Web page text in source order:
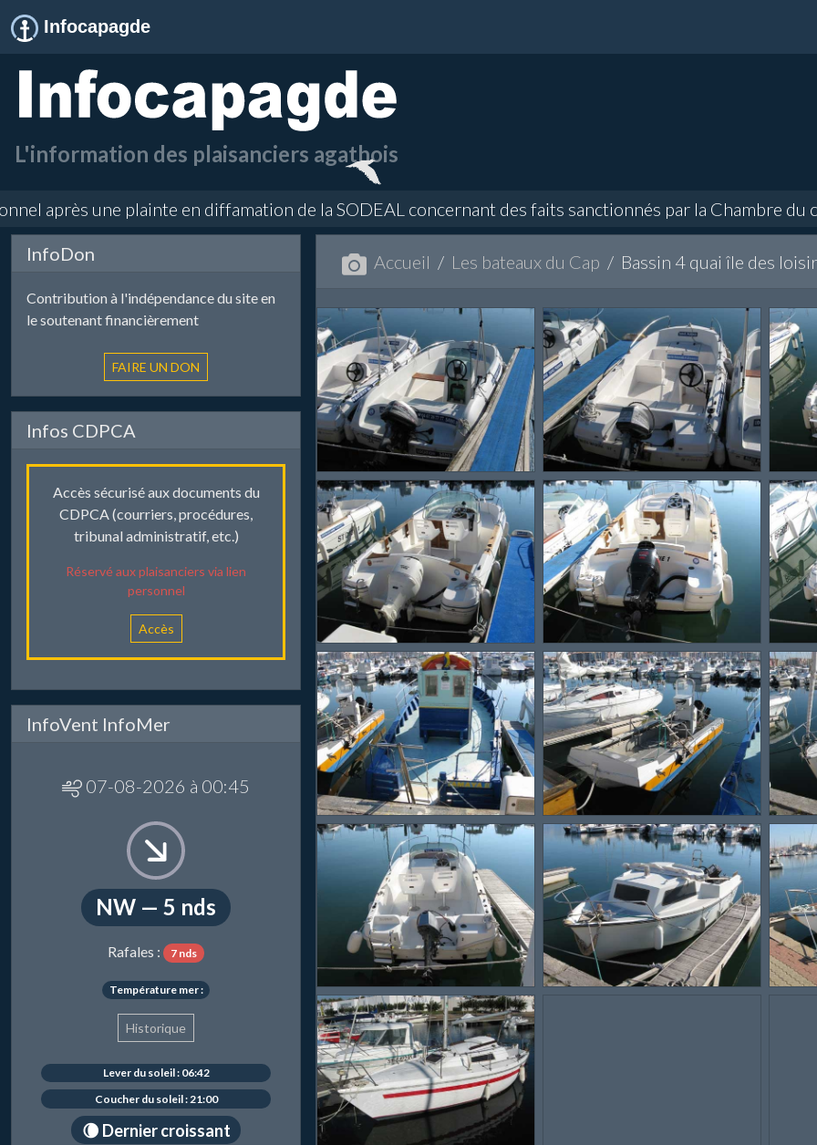
Infocapagde
L'information des plaisanciers agathois
une plainte en diffamation de la SODEAL concernant des faits sanctionnés par la Chambre du
InfoDon
Contribution à l'indépendance du site en
le soutenant financièrement
Infos CDPCA
Accès sécurisé aux documents du
CDPCA (courriers, procédures,
tribunal administratif, etc.)
Réservé aux plaisanciers via lien
personnel
Accès
InfoVent InfoMer
07-08-2026 à 00:45
NW — 5 nds
Rafales : 7 nds
Température mer :
Historique
Lever du soleil : 06:42
Coucher du soleil : 21:00
🌘 Dernier croissant
Accueil Les bateaux du Cap Bassin 4 quai île des